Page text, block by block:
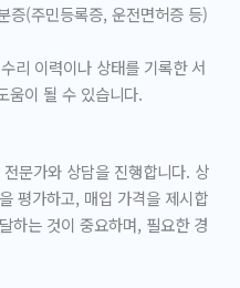
증(주민등록증, 운전면허증 등)
리 이력이나 상태를 기록한 서
움이 될 수 있습니다.
문가와 상담을 진행합니다. 상
평가하고, 매입 가격을 제시합
하는 것이 중요하며, 필요한 경